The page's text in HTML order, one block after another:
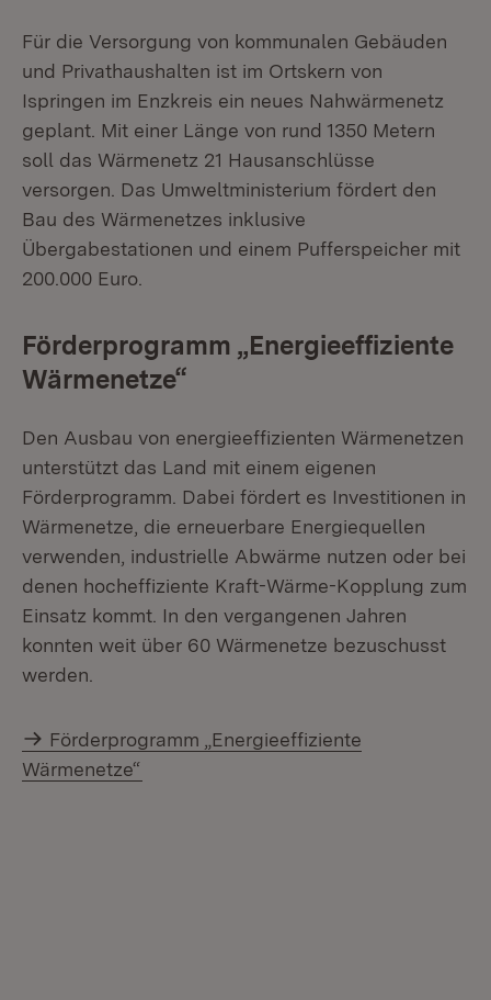
Für die Versorgung von kommunalen Gebäuden
und Privathaushalten ist im Ortskern von
Ispringen im Enzkreis ein neues Nahwärmenetz
geplant. Mit einer Länge von rund 1350 Metern
soll das Wärmenetz 21 Hausanschlüsse
versorgen. Das Umweltministerium fördert den
Bau des Wärmenetzes inklusive
Übergabestationen und einem Pufferspeicher mit
200.000 Euro.
Förderprogramm „Energieeffiziente
Wärmenetze“
Den Ausbau von energieeffizienten Wärmenetzen
unterstützt das Land mit einem eigenen
Förderprogramm. Dabei fördert es Investitionen in
Wärmenetze, die erneuerbare Energiequellen
verwenden, industrielle Abwärme nutzen oder bei
denen hocheffiziente Kraft-Wärme-Kopplung zum
Einsatz kommt. In den vergangenen Jahren
konnten weit über 60 Wärmenetze bezuschusst
werden.
Förderprogramm „Energieeffiziente
Wärmenetze“